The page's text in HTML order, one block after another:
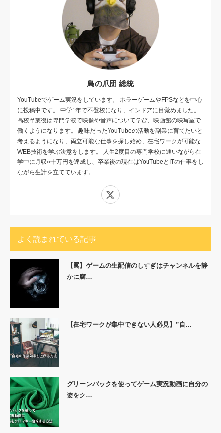
鳥の爪団 総統
YouTubeでゲーム実況をしています。 ホラーゲームやFPSなどを中心
に投稿中です。 中学1年で不登校になり、インドアに目覚めました。
高校卒業後は専門学校で映像や音声について学び、映画館の映写室で
働くようになります。 趣味だったYouTubeの活動を副業に育てたいと
考えるようになり、両立可能な仕事を探し始め、在宅ワークが可能な
WEB技術を学ぶ決意をします。 人生2度目の専門学校に通いながら在
学中に月収○十万円を達成し、卒業後の現在はYouTubeとITの仕事をし
ながら生計を立てています。
よく読まれている記事
【罠】ゲームの生配信のしすぎはチャンネルを静
かに腐…
【在宅ワークが集中できない人必見】”自…
グリーンバックを使ってゲーム実況動画に自分の
姿をク…